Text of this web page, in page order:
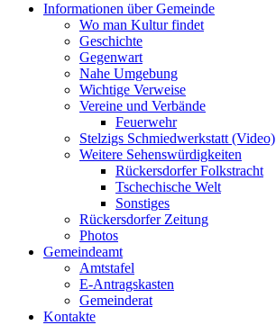
Informationen über Gemeinde
Wo man Kultur findet
Geschichte
Gegenwart
Nahe Umgebung
Wichtige Verweise
Vereine und Verbände
Feuerwehr
Stelzigs Schmiedwerkstatt (Video)
Weitere Sehenswürdigkeiten
Rückersdorfer Folkstracht
Tschechische Welt
Sonstiges
Rückersdorfer Zeitung
Photos
Gemeindeamt
Amtstafel
E-Antragskasten
Gemeinderat
Kontakte